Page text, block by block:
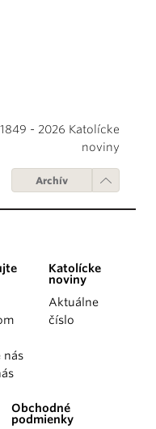
- 2026 Katolícke
noviny
Archív
nás
Katolícke
noviny
Aktuálne
číslo
Obchodné
podmienky